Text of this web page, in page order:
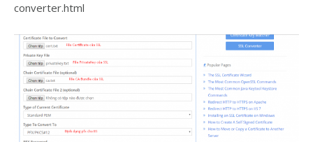
converter.html